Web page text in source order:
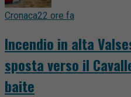
Cronaca22 ore fa
Incendio in alta
sposta verso il
baite